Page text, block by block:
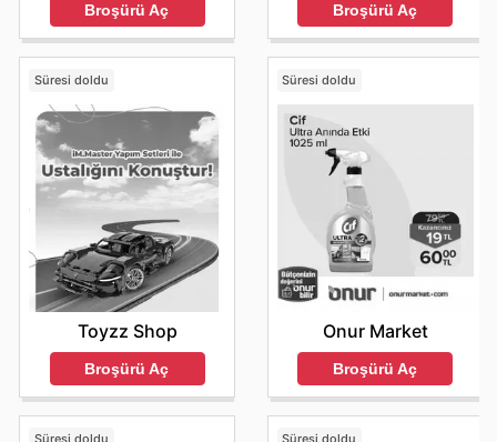
Broşürü Aç Broşürü Aç
Süresi doldu
Toyzz Shop
Broşürü Aç
Süresi doldu
Onur Market
Broşürü Aç
Süresi doldu Süresi doldu